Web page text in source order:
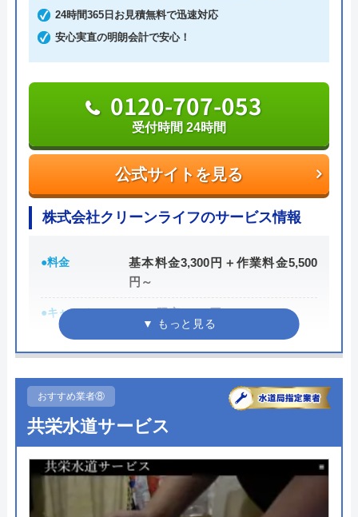
受け付けているので、気軽に見積依頼をしてみては
いかがでしょうか。
公式サイトを見る
0120-776-044
受付時間 24時間
街角水道工事相談所の基本情報
長田龍
創業・設立 2014年5月
所在地
〒102-0074
東京都千代田区九段南2-4-11 パシフィ
ックスクエア九段南9F
24時間365日お見積無料で迅速対応
安心実直の明朗会計で安心！
公式サイトを見る
0120-707-053
受付時間 24時間
株式会社クリーンライフのサービス情報
●料金
基本料金3,300円＋作業料金5,500
円～
●キャンペーン
WEB限定3,000円OFF
※10,000円以上で適用
●受付時間
●定休日 年中無休
●出張見積もり 出張見積もり無料
現金、銀行振込、クレジットカー
ド、コンビニ後払い、QR決済
おすすめ業者⑧
共栄水道サービス